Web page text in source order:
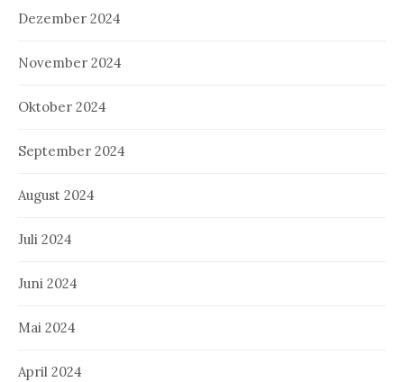
Dezember 2024
November 2024
Oktober 2024
September 2024
August 2024
Juli 2024
Juni 2024
Mai 2024
April 2024